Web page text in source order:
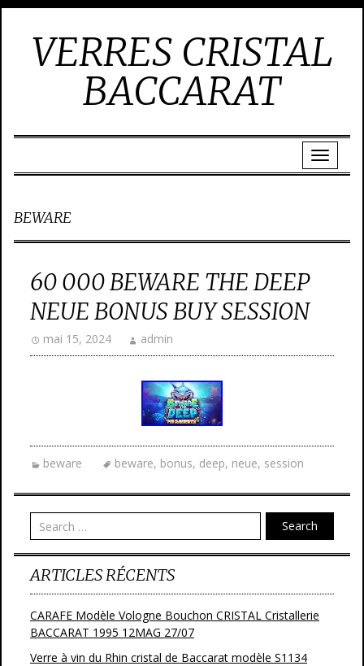
VERRES CRISTAL
BACCARAT
BEWARE
60 000 BEWARE THE DEEP
NEUE BONUS BUY SESSION
mai 15, 2024 admin
beware beware, bonus, deep, neue, session
Search
ARTICLES RÉCENTS
CARAFE Modèle Vologne Bouchon CRISTAL Cristallerie
BACCARAT 1995 12MAG 27/07
Verre à vin du Rhin cristal de Baccarat modèle S1134